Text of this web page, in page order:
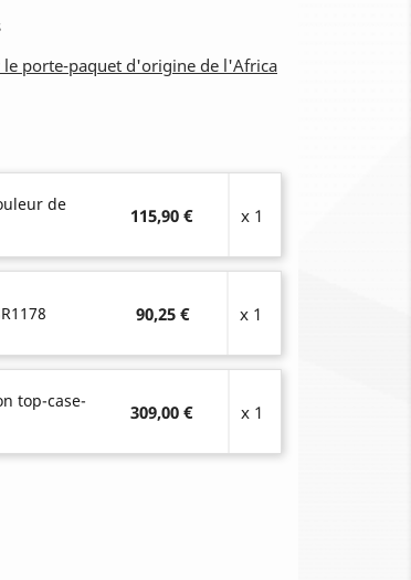
le porte-paquet d'origine de l'Africa
de
115,90 € x 1
90,25 € x 1
top-case-
309,00 € x 1